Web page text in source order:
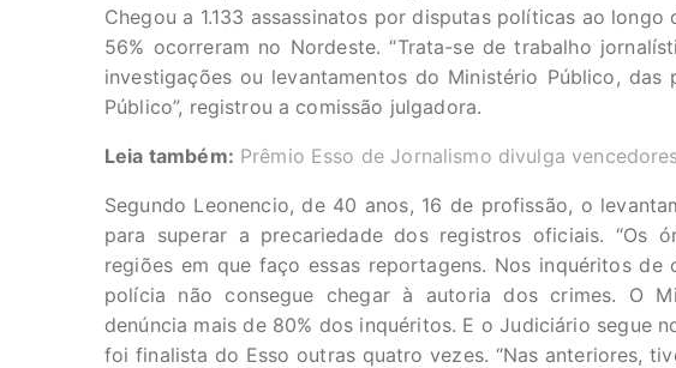
Chegou a 1.133 assassinatos por disputas políticas ao longo
56% ocorreram no Nordeste. “Trata-se de trabalho
investigações ou levantamentos do Ministério Público,
Público”, registrou a comissão julgadora.
Leia também: Prêmio Esso de Jornalismo divulga
Segundo Leonencio, de 40 anos, 16 de profissão, o
para superar a precariedade dos registros oficiais. “Os
regiões em que faço essas reportagens. Nos inquéritos de
polícia não consegue chegar à autoria dos crimes. O
denúncia mais de 80% dos inquéritos. E o Judiciário segue
foi finalista do Esso outras quatro vezes. “Nas anteriores,